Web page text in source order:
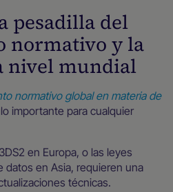
pesadilla del
normativo y la
nivel mundial
normativo global en materia de
importante para cualquier
en Europa, o las leyes
datos en Asia, requieren una
técnicas.